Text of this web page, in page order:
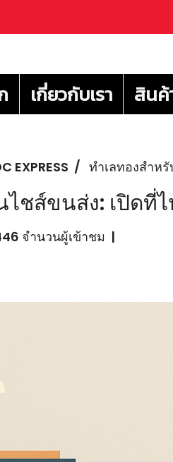
เกี่ยวกับเรา สิน
EXPRESS ทำเลทองสำห
ชส์ขนส่ง: เปิดที่
จำนวนผู้เข้าชม |